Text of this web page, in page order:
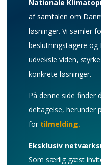
Nationale
af samtalen om
løsninger. Vi samler
beslutningstagere
udveksle viden,
konkrete løsninger.
På denne side finder
deltagelse, herunder
for tilmelding.
Eksklusiv
Som særlig gæst